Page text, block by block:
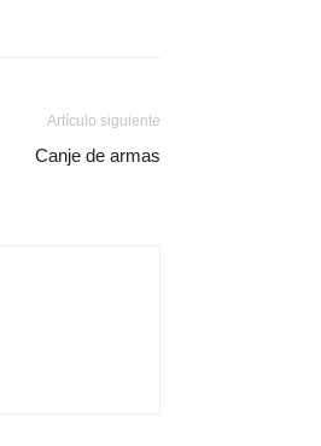
Artículo siguiente
Canje de armas